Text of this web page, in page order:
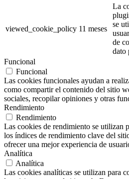
viewed_cookie_policy 11 meses
La
se
de
dato
Funcional
Funcional
Las cookies funcionales ayudan a
como compartir el contenido del sitio
sociales, recopilar opiniones y otras
Rendimiento
Rendimiento
Las cookies de rendimiento se utilizan
los índices de rendimiento clave del
ofrecer una mejor experiencia de
Analítica
Analítica
Las cookies analíticas se utilizan para